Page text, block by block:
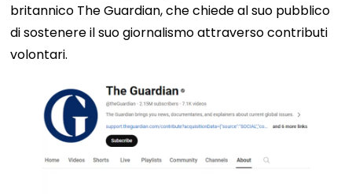
britannico The Guardian, che chiede al suo pubblico
di sostenere il suo giornalismo attraverso contributi
volontari.